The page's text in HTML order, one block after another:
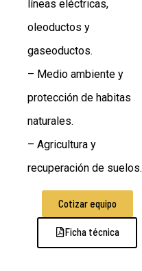
líneas eléctricas,
oleoductos y
gaseoductos.
– Medio ambiente y
protección de habitas
naturales.
– Agricultura y
recuperación de suelos.
Cotizar equipo
Ficha técnica